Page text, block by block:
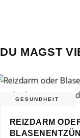
DU MAGST
GESUNDHEIT
REIZDARM